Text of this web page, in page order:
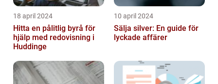
18 april 2024
Hitta en pålitlig byrå för
hjälp med redovisning i
Huddinge
10 april 2024
Sälja silver: En guide för
lyckade affärer